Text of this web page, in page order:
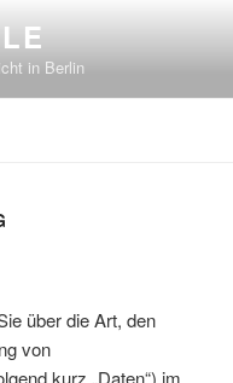
in Berlin
über die Art, den
von
kurz „Daten“) im